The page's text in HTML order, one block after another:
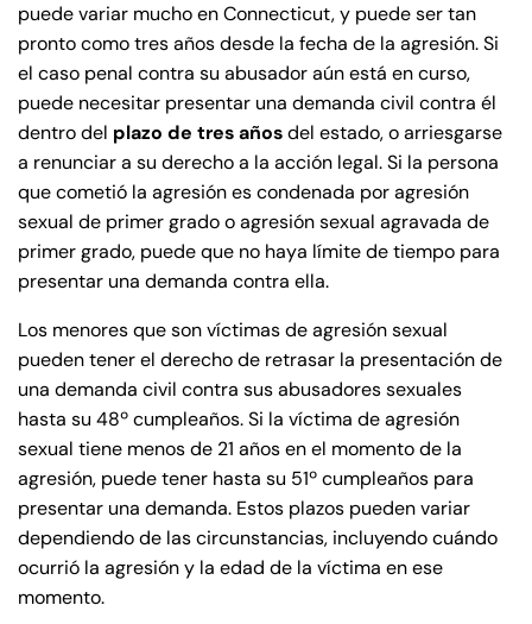
puede variar mucho en Connecticut, y puede ser tan
pronto como tres años desde la fecha de la agresión. Si
el caso penal contra su abusador aún está en curso,
puede necesitar presentar una demanda civil contra él
dentro del plazo de tres añosdel estado, o arriesgarse
a renunciar a su derecho a la acción legal. Si la persona
que cometió la agresión es condenada por agresión
sexual de primer grado o agresión sexual agravada de
primer grado, puede que no haya límite de tiempo para
presentar una demanda contra ella.
Los menores que son víctimas de agresión sexual
pueden tener el derecho de retrasar la presentación de
una demanda civil contra sus abusadores sexuales
hasta su 48º cumpleaños. Si la víctima de agresión
sexual tiene menos de 21 años en el momento de la
agresión, puede tener hasta su 51º cumpleaños para
presentar una demanda. Estos plazos pueden variar
dependiendo de las circunstancias, incluyendo cuándo
ocurrió la agresión y la edad de la víctima en ese
momento.